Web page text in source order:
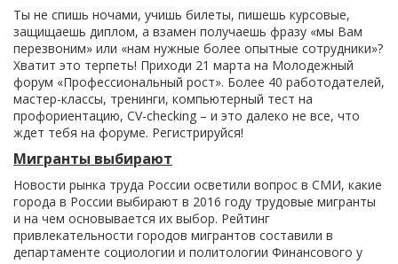
Ты не спишь ночами, учишь билеты, пишешь курсовые,
защищаешь диплом, а взамен получаешь фразу «мы Вам
перезвоним» или «нам нужные более опытные сотрудники»?
Хватит это терпеть! Приходи 21 марта на Молодежный
форум «Профессиональный рост». Более 40 работодателей,
мастер-классы, тренинги, компьютерный тест на
профориентацию, CV-checking – и это далеко не все, что
ждет тебя на форуме. Регистрируйся!
Мигранты выбирают
Новости рынка труда России осветили вопрос в СМИ, какие
города в России выбирают в 2016 году трудовые мигранты
и на чем основывается их выбор. Рейтинг
привлекательности городов мигрантов составили в
департаменте социологии и политологии Финансового у